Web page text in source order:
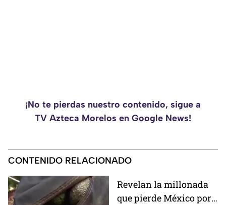
¡No te pierdas nuestro contenido, sigue a
TV Azteca Morelos en Google News!
CONTENIDO RELACIONADO
Revelan la millonada
que pierde México por